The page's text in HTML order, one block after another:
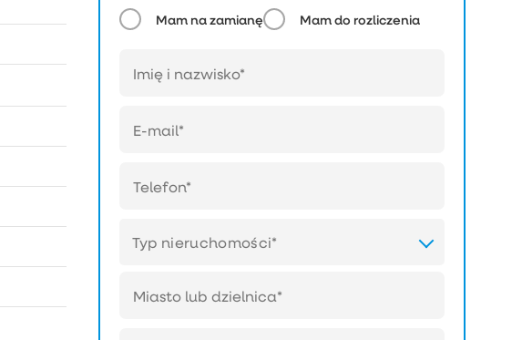
Mam na zamianę Mam do rozliczenia
Typ nieruchomości*